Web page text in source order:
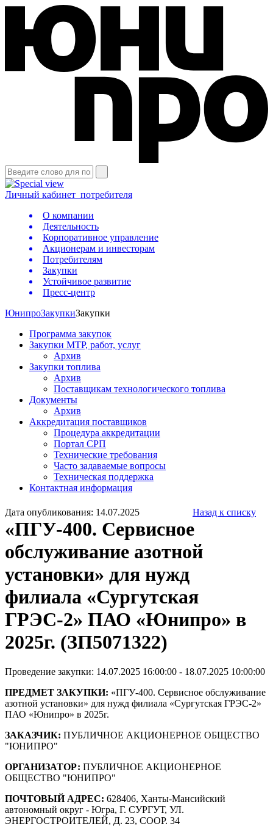
Личный кабинет потребителя
О компании
Деятельность
Корпоративное управление
Акционерам и инвесторам
Потребителям
Закупки
Устойчивое развитие
Пресс-центр
ЮнипроЗакупкиЗакупки
Программа закупок
Закупки МТР, работ, услуг
Архив
Закупки топлива
Архив
Поставщикам технологического топлива
Документы
Архив
Аккредитация поставщиков
Процедура аккредитации
Портал СРП
Технические требования
Часто задаваемые вопросы
Техническая поддержка
Контактная информация
Дата опубликования: 14.07.2025 Назад к списку
«ПГУ-400. Сервисное
обслуживание азотной
установки» для нужд
филиала «Сургутская
ГРЭС-2» ПАО «Юнипро» в
2025г. (ЗП5071322)
Проведение закупки: 14.07.2025 16:00:00 - 18.07.2025 10:00:00
ПРЕДМЕТ ЗАКУПКИ: «ПГУ-400. Сервисное обслуживание
азотной установки» для нужд филиала «Сургутская ГРЭС-2»
ПАО «Юнипро» в 2025г.
ЗАКАЗЧИК: ПУБЛИЧНОЕ АКЦИОНЕРНОЕ ОБЩЕСТВО
"ЮНИПРО"
ОРГАНИЗАТОР: ПУБЛИЧНОЕ АКЦИОНЕРНОЕ
ОБЩЕСТВО "ЮНИПРО"
ПОЧТОВЫЙ АДРЕС: 628406, Ханты-Мансийский
автономный округ - Югра, Г. СУРГУТ, УЛ.
ЭНЕРГОСТРОИТЕЛЕЙ, Д. 23, СООР. 34